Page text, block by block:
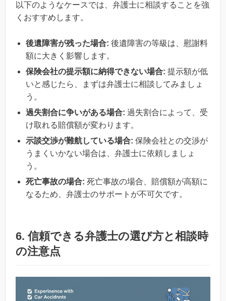
以下のようなケースでは、弁護士に相談することを強
くおすすめします。
後遺障害が残った場合: 後遺障害の等級は、慰謝料
額に大きく影響します。
保険会社の提示額に納得できない場合: 提示額が低
いと感じたら、まずは弁護士に相談してみましょ
う。
過失割合に争いがある場合: 過失割合によって、受
け取れる賠償額が変わります。
示談交渉が難航している場合: 保険会社との交渉が
うまくいかない場合は、弁護士に依頼しましょ
う。
死亡事故の場合: 死亡事故の場合、賠償額が高額に
なるため、弁護士のサポートが不可欠です。
6. 信頼できる弁護士の選び方と相談時
の注意点